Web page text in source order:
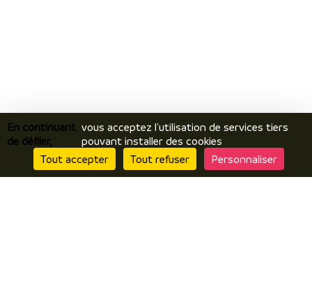
En continuant
de défiler,
vous acceptez l'utilisation de services tiers
pouvant installer des cookies
Tout accepter
Tout refuser Personnaliser